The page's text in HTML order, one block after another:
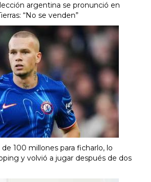
argentina se pronunció en
“No se venden”
100 millones para ficharlo, lo
y volvió a jugar después de dos